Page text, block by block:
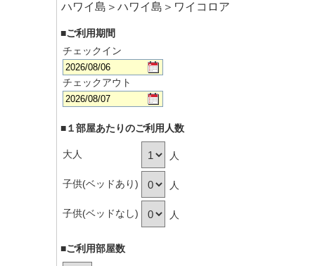
ハワイ島＞ハワイ島＞ワイコロア
■ご利用期間
チェックイン
チェックアウト
■１部屋あたりのご利用人数
大人 人
子供(ベッドあり) 人
子供(ベッドなし) 人
■ご利用部屋数